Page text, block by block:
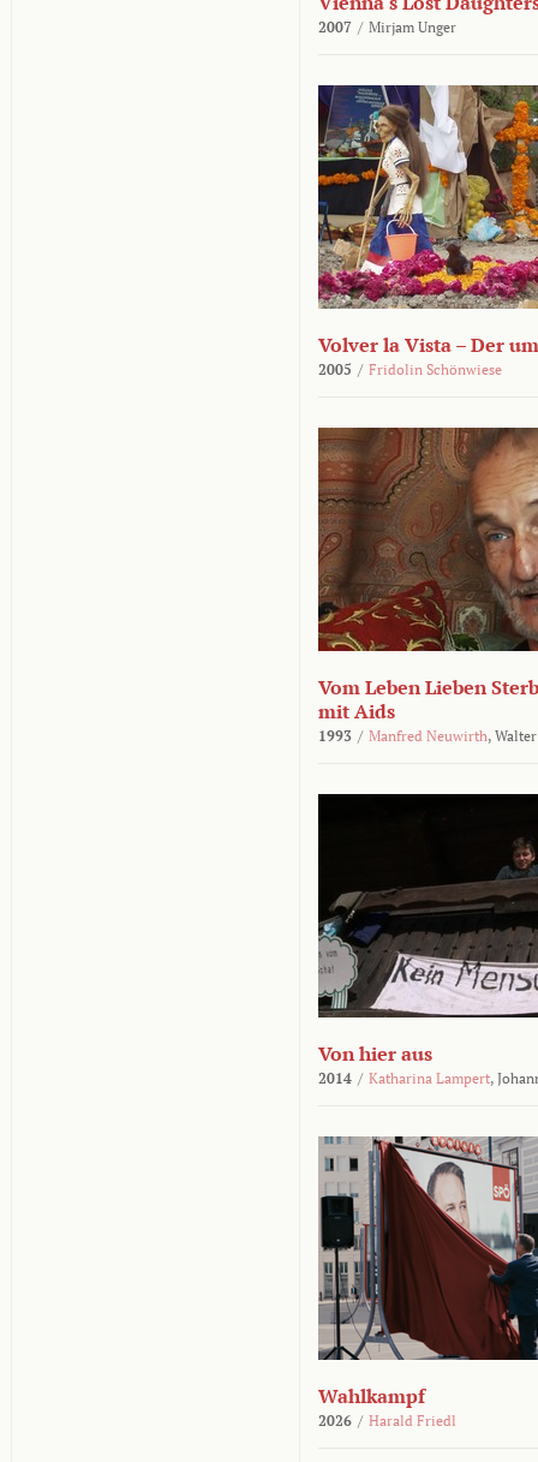
2007 / Mirjam Unger
Volver la Vista – Der
2005 / Fridolin Schönwiese
Vom Leben Lieben
mit Aids
1993 / Manfred Neuwirth,
Von hier aus
2014 / Katharina Lampert,
Wahlkampf
2026 / Harald Friedl